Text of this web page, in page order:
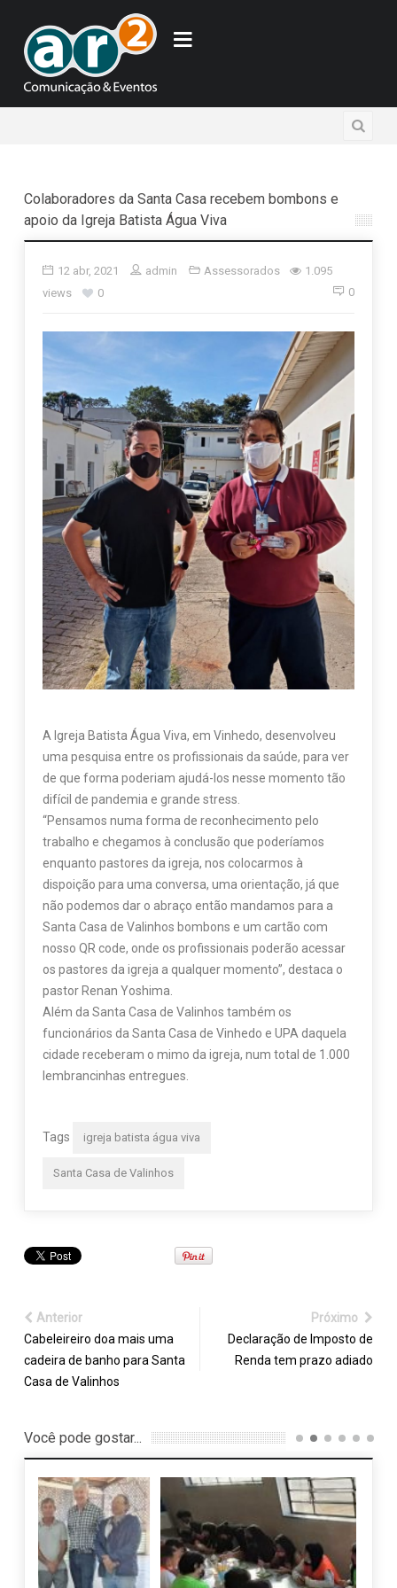
Colaboradores da Santa Casa recebem bombons e
apoio da Igreja Batista Água Viva
12 abr, 2021 admin Assessorados
1.095
views
0 0
A Igreja Batista Água Viva, em Vinhedo, desenvolveu
uma pesquisa entre os profissionais da saúde, para ver
de que forma poderiam ajudá-los nesse momento tão
difícil de pandemia e grande stress.
“Pensamos numa forma de reconhecimento pelo
trabalho e chegamos à conclusão que poderíamos
enquanto pastores da igreja, nos colocarmos à
dispoição para uma conversa, uma orientação, já que
não podemos dar o abraço então mandamos para a
Santa Casa de Valinhos bombons e um cartão com
nosso QR code, onde os profissionais poderão acessar
os pastores da igreja a qualquer momento”, destaca o
pastor Renan Yoshima.
Além da Santa Casa de Valinhos também os
funcionários da Santa Casa de Vinhedo e UPA daquela
cidade receberam o mimo da igreja, num total de 1.000
lembrancinhas entregues.
Tags igreja batista água viva
Santa Casa de Valinhos
Anterior
Cabeleireiro doa mais uma
cadeira de banho para Santa
Casa de Valinhos
Próximo
Declaração de Imposto de
Renda tem prazo adiado
Você pode gostar...